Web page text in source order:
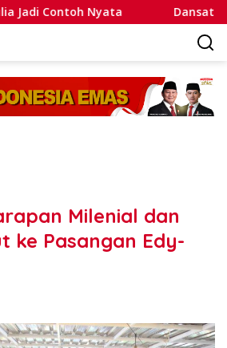
Nyata Dansatlat Brimob
Milenial dan
ke Pasangan Edy-